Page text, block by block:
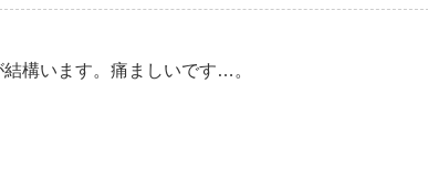
構います。痛ましいです…。